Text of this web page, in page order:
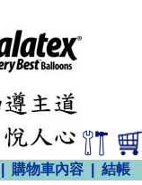
購物車內容
結帳